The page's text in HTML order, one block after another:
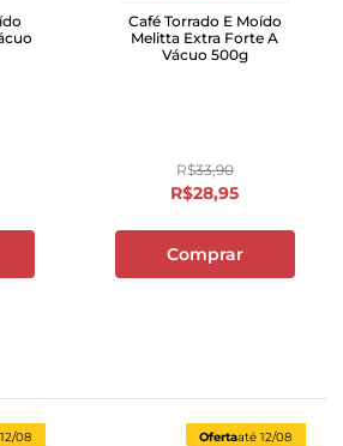
Café Torrado E Moído
Melitta Extra Forte A
Vácuo 500g
R$33,90
R$28,95
Comprar
12/08 Ofertaaté 12/08